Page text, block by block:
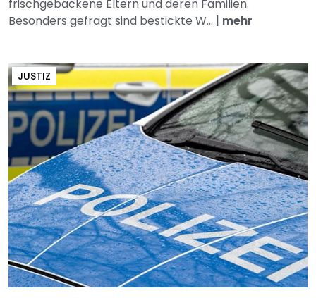
frischgebackene Eltern und deren Familien.
Besonders gefragt sind bestickte W... | mehr
JUSTIZ